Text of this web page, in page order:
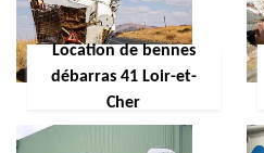
Location de bennes
débarras 41 Loir-et-
Cher